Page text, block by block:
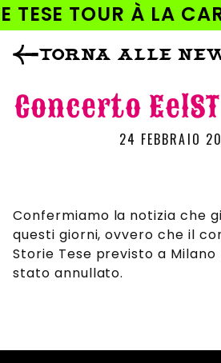
CONTENUTI
TESE TOUR À LA
TORNA ALLE
Concerto
24 FEBBRAIO
Confermiamo la notizia che
questi giorni, ovvero che il
Storie Tese previsto a
stato annullato.